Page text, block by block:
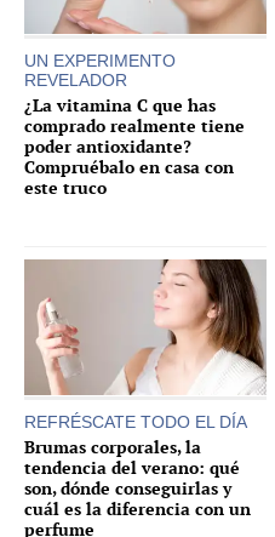
UN EXPERIMENTO
REVELADOR
¿La vitamina C que has
comprado realmente tiene
poder antioxidante?
Compruébalo en casa con
este truco
REFRÉSCATE TODO EL DÍA
Brumas corporales, la
tendencia del verano: qué
son, dónde conseguirlas y
cuál es la diferencia con un
perfume